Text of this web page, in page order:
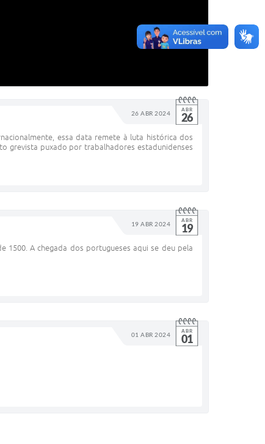
26 ABR 2024 ABR
26
essa data remete à luta histórica dos
grevista puxado por trabalhadores estadunidenses
19 ABR 2024 ABR
19
1500. A chegada dos portugueses aqui se deu pela
01 ABR 2024 ABR
01